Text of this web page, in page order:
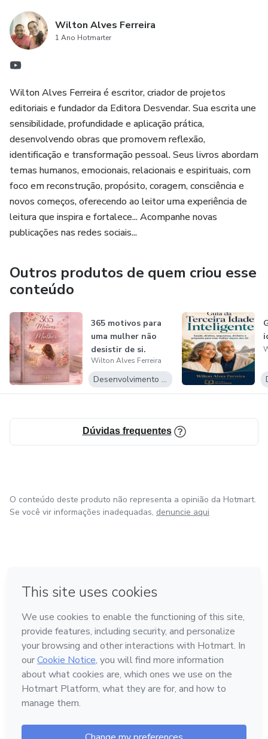
O capítulo final, O Espelho, devolve essa reflexão
diretamente ao leitor, sem respostas prontas, convidando
📘 Este livro é para quem:
vive sempre ocupado, mas sente que anda distante
busca sentido além de status e aparência
acredita que ainda há tempo para viver com mais verdade
📖 Ao final da leitura, fica uma certeza:
legado não é o que dizem de você no fim,
é quem sente sua falta enquanto você vive.
Wilton Alves Ferreira
1 Ano Hotmarter
Wilton Alves Ferreira é escritor, criador de projetos
editoriais e fundador da Editora Desvendar. Sua escrita une
sensibilidade, profundidade e aplicação prática,
desenvolvendo obras que promovem reflexão,
identificação e transformação pessoal. Seus livros abordam
temas humanos, emocionais, relacionais e espirituais, com
foco em reconstrução, propósito, coragem, consciência e
novos começos, oferecendo ao leitor uma experiência de
leitura que inspira e fortalece... Acompanhe novas
publicações nas redes sociais...
Outros produtos de quem criou esse
conteúdo
365 motivos para
uma mulher não
desistir de si.
Wilton Alves Ferreira
Desenvolvimento Pessoal
Dúvidas frequentes
O conteúdo deste produto não representa a opinião da Hotmart.
Se você vir informações inadequadas, denuncie aqui
Feito com ❤
em Belo Horizonte
na Cidade do México
Conheça a Hotmart
Idioma